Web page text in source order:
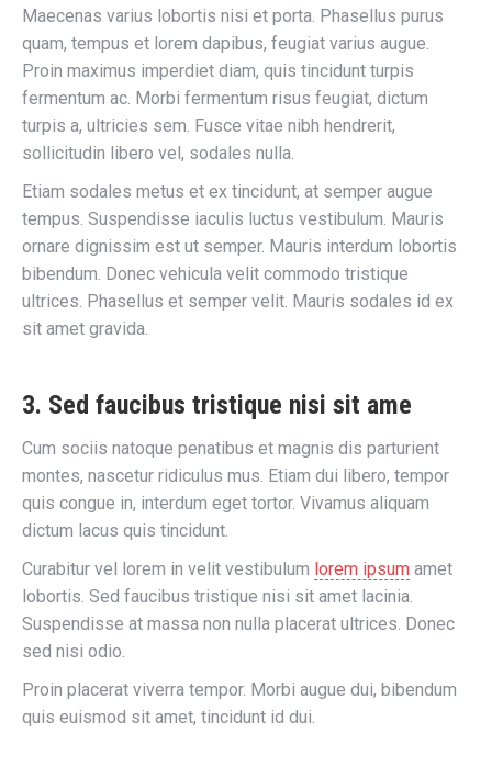
Maecenas varius lobortis nisi et porta. Phasellus purus
quam, tempus et lorem dapibus, feugiat varius augue.
Proin maximus imperdiet diam, quis tincidunt turpis
fermentum ac. Morbi fermentum risus feugiat, dictum
turpis a, ultricies sem. Fusce vitae nibh hendrerit,
sollicitudin libero vel, sodales nulla.
Etiam sodales metus et ex tincidunt, at semper augue
tempus. Suspendisse iaculis luctus vestibulum. Mauris
ornare dignissim est ut semper. Mauris interdum lobortis
bibendum. Donec vehicula velit commodo tristique
ultrices. Phasellus et semper velit. Mauris sodales id ex
sit amet gravida.
3. Sed faucibus tristique nisi sit ame
Cum sociis natoque penatibus et magnis dis parturient
montes, nascetur ridiculus mus. Etiam dui libero, tempor
quis congue in, interdum eget tortor. Vivamus aliquam
dictum lacus quis tincidunt.
Curabitur vel lorem in velit vestibulum lorem ipsum amet
lobortis. Sed faucibus tristique nisi sit amet lacinia.
Suspendisse at massa non nulla placerat ultrices. Donec
sed nisi odio.
Proin placerat viverra tempor. Morbi augue dui, bibendum
quis euismod sit amet, tincidunt id dui.